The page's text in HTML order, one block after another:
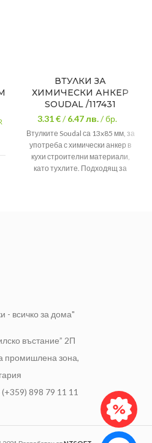
ф 10
80 мм
ВТУЛКИ ЗА
ХИМИЧЕСКИ АНКЕР
SOUDAL /117431
3.31 €/6.47лв./ бр.
Втулките Soudal са 13x85 мм, за
употреба с химически анкер в
кухи строителни материали,
като тухлите. Подходящ за
- всичко за дома"
въстание” 2П
промишлена зона,
898 79 11 11